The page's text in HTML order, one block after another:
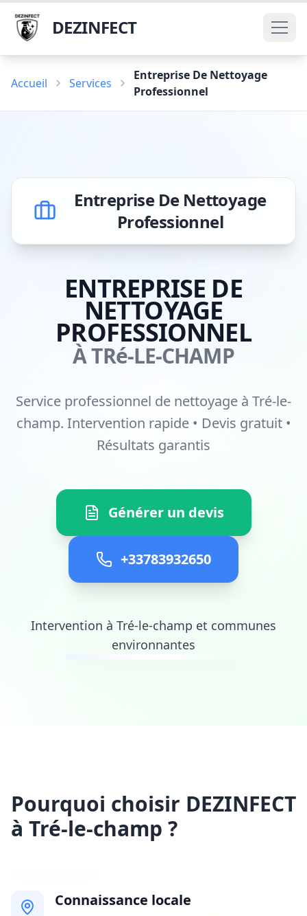
DEZINFECT
Accueil Services
Entreprise De Nettoyage
Professionnel
Entreprise De Nettoyage
Professionnel
ENTREPRISE DE
NETTOYAGE
PROFESSIONNEL
À TRé-LE-CHAMP
Service professionnel de nettoyage à Tré-le-
champ. Intervention rapide • Devis gratuit •
Résultats garantis
Générer un devis
+33783932650
Intervention à Tré-le-champ et communes
environnantes
Pourquoi choisir DEZINFECT
à Tré-le-champ ?
Connaissance locale